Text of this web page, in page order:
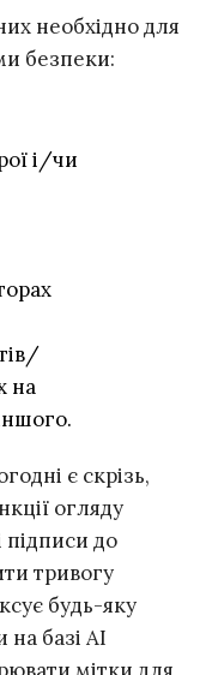
необхідно для
безпеки:
і/чи
на
є скрізь,
огляду
підписи до
тривогу
будь-яку
на базі AI